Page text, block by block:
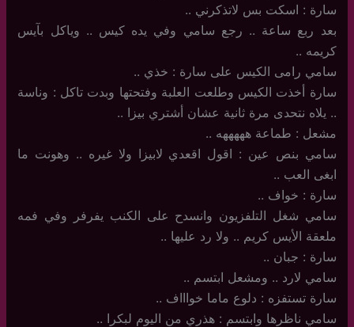
سارة : اسكت بس لاتذكرني ..
بعد ربع ساعة .. رجع سامي وفي يده كيس .. وياكل بآيس
كريمه ..
سامي رامى الكيس على سارة : خذي ..
سارة أخذت الكيس وطلعت العلبة وفتحتها وبدت تاكل : وناسة
.. يلاه نتحدى مرة ثانية عشان أشتري بيزا ..
مشعل : طماعة هههههه ..
سامي بنص عين : اقول اقعدي لابيزا ولا غيره .. وهونت ما
ابغى العب ..
سارة : خواف ..
سامي شغل التلفزيون وانسدح على الكنب يفرفر وفي فمه
ملعقة الأيس كريم .. ولا رد عليها ..
سارة : جبان ..
سامي لارد .. ومشعل ابتسم ..
سارة تستفزه : دلوع ماما خواااف ..
سامي ناظرها وابتسم : هذري من اليوم لبكرا ..